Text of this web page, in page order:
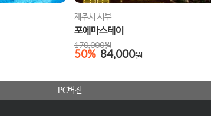
제주시 서부
포에마스테이
170,000원
50% 84,000원
PC버전